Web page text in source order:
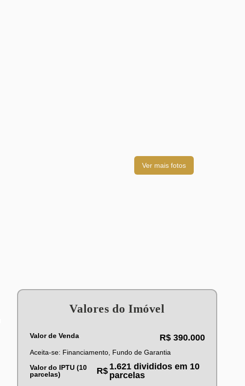
Valores do Imóvel
R$390.000
Valor de Venda
Aceita-se: Financiamento, Fundo de Garantia
Valor do IPTU (10
parcelas)
R$ 1.621 divididos em 10
parcelas